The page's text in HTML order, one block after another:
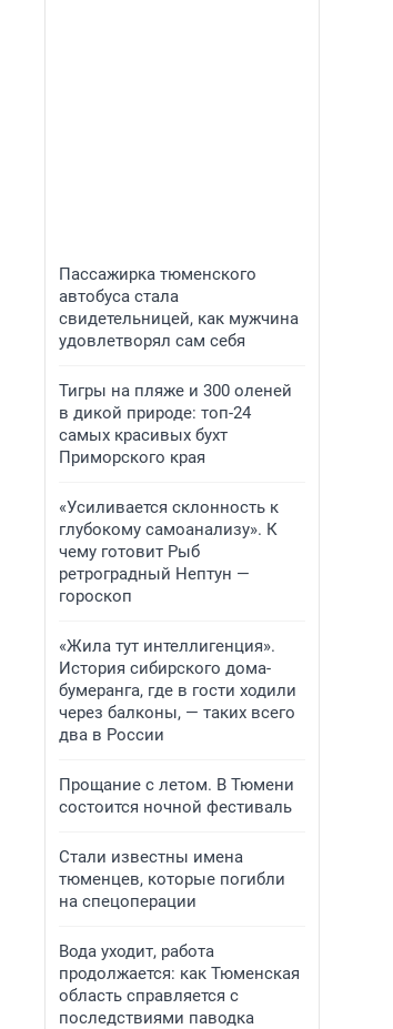
Пассажирка тюменского
автобуса стала
свидетельницей, как мужчина
удовлетворял сам себя
Тигры на пляже и 300 оленей
в дикой природе: топ-24
самых красивых бухт
Приморского края
«Усиливается склонность к
глубокому самоанализу». К
чему готовит Рыб
ретроградный Нептун —
гороскоп
«Жила тут интеллигенция».
История сибирского дома-
бумеранга, где в гости ходили
через балконы, — таких всего
два в России
Прощание с летом. В Тюмени
состоится ночной фестиваль
Стали известны имена
тюменцев, которые погибли
на спецоперации
Вода уходит, работа
продолжается: как Тюменская
область справляется с
последствиями паводка